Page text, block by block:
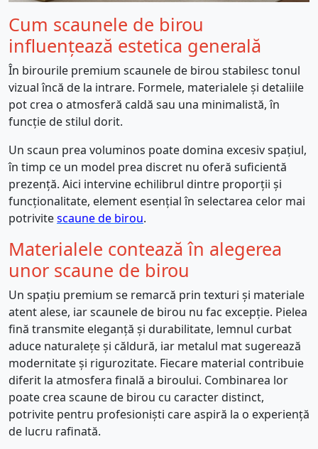
Cum scaunele de birou
influențează estetica generală
În birourile premium scaunele de birou stabilesc tonul
vizual încă de la intrare. Formele, materialele și detaliile
pot crea o atmosferă caldă sau una minimalistă, în
funcție de stilul dorit.
Un scaun prea voluminos poate domina excesiv spațiul,
în timp ce un model prea discret nu oferă suficientă
prezență. Aici intervine echilibrul dintre proporții și
funcționalitate, element esențial în selectarea celor mai
potrivitescaune de birou.
Materialele contează în alegerea
unor scaune de birou
Un spațiu premium se remarcă prin texturi și materiale
atent alese, iar scaunele de birou nu fac excepție. Pielea
fină transmite eleganță și durabilitate, lemnul curbat
aduce naturalețe și căldură, iar metalul mat sugerează
modernitate și rigurozitate. Fiecare material contribuie
diferit la atmosfera finală a biroului. Combinarea lor
poate crea scaune de birou cu caracter distinct,
potrivite pentru profesioniști care aspiră la o experiență
de lucru rafinată.